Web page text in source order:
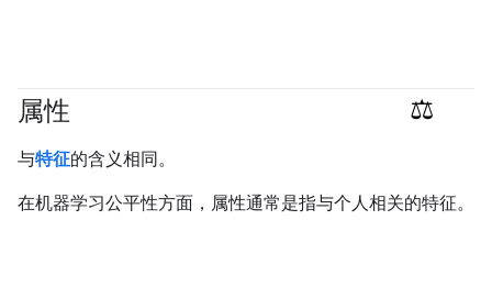
属性
与特征的含义相同。
在机器学习公平性方面，属性通常是指与个人相关的特征。